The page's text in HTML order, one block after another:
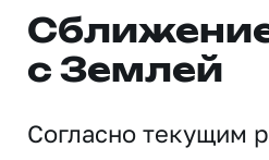
с Землей
Согласно текущим